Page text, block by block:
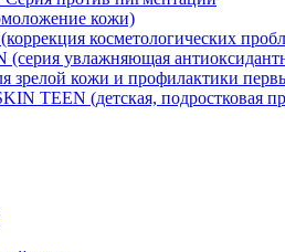
кожи)
косметологических
увлажняющая
зрелой кожи и профилактики
TEEN (детская, подростковая